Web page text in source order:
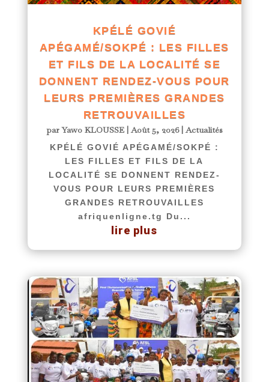
KPÉLÉ GOVIÉ
APÉGAMÉ/SOKPÉ : LES FILLES
ET FILS DE LA LOCALITÉ SE
DONNENT RENDEZ-VOUS POUR
LEURS PREMIÈRES GRANDES
RETROUVAILLES
parYawo KLOUSSE|Août 5, 2026|Actualités
KPÉLÉ GOVIÉ APÉGAMÉ/SOKPÉ :
LES FILLES ET FILS DE LA
LOCALITÉ SE DONNENT RENDEZ-
VOUS POUR LEURS PREMIÈRES
GRANDES RETROUVAILLES
afriquenligne.tg Du...
lire plus